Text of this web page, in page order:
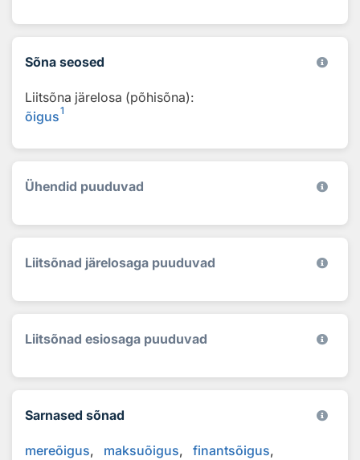
Sõna seosed
Liitsõna järelosa (põhisõna):
õigus1
Ühendid puuduvad
Liitsõnad järelosaga puuduvad
Liitsõnad esiosaga puuduvad
Sarnased sõnad
mereõigus maksuõigus
finantsõigus